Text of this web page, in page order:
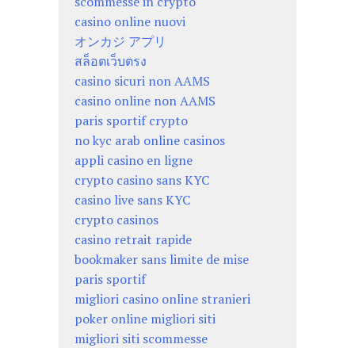
casino online nuovi
オンカジ アプリ
สล็อตเว็บตรง
casino sicuri non AAMS
casino online non AAMS
paris sportif crypto
no kyc arab online casinos
appli casino en ligne
crypto casino sans KYC
casino live sans KYC
crypto casinos
casino retrait rapide
bookmaker sans limite de mise
paris sportif
migliori casino online stranieri
poker online migliori siti
migliori siti scommesse